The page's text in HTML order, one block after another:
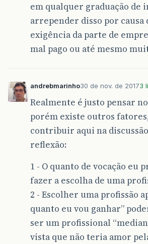
em qualquer graduação de
arrepender disso por causa
exigência da parte de
mal pago ou até mesmo
andrebmarinho30 de nov. de 20173
Realmente é justo pensar
porém existe outros
contribuir aqui na
reflexão:
1 - O quanto de vocação eu
fazer a escolha de uma
2 - Escolher uma profissão
quanto eu vou ganhar”
ser um profissional
vista que não teria amor